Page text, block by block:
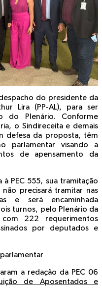
do presidente da
Lira (PP-AL), para ser
do Plenário. Conforme
o Sindireceita e demais
defesa da proposta, têm
parlamentar visando a
de apensamento da
à PEC 555, sua tramitação
precisará tramitar nas
e será encaminhada
turnos, pelo Plenário da
222 requerimentos
por deputados e
a redação da PEC 06
de Aposentados e